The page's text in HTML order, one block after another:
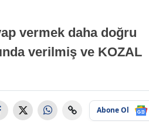
vermek daha doğru
verilmiş ve KOZAL
Abone Ol